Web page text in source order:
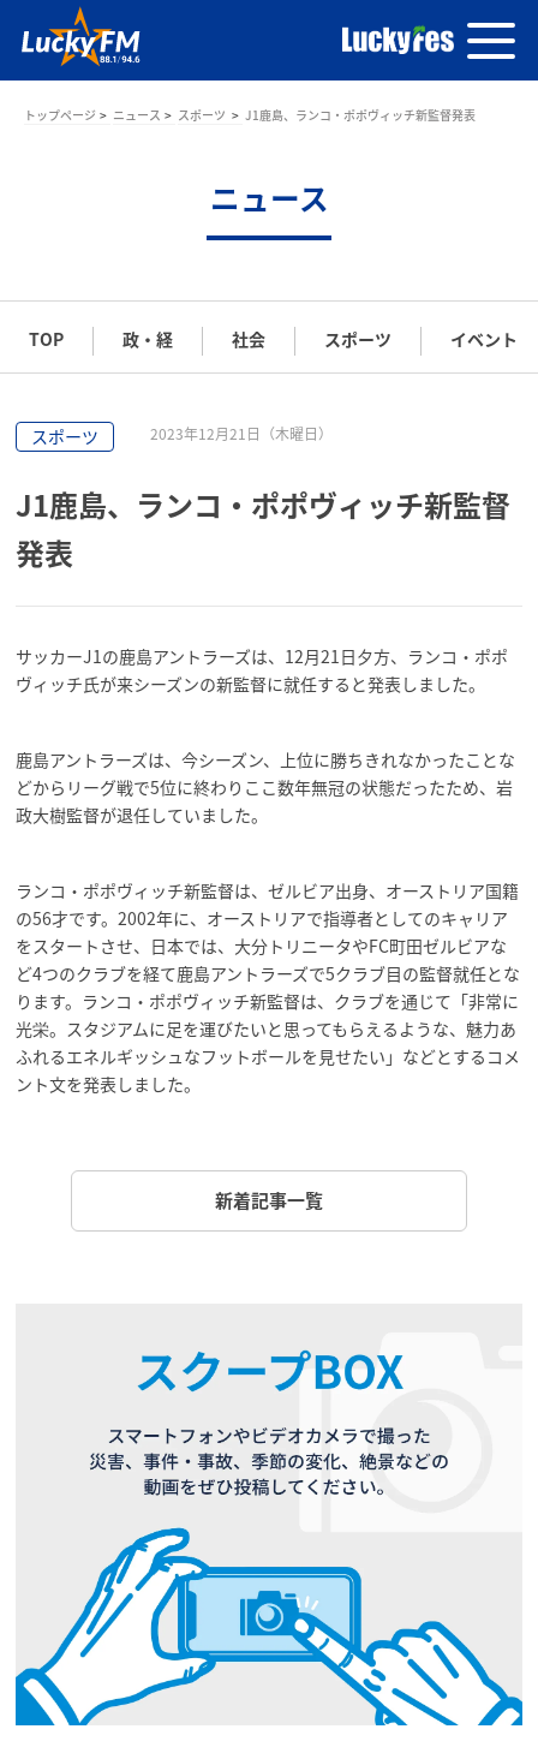
トップページ ニュース スポーツ J1鹿島、ランコ・ポポヴィッチ新監督発表
ニュース
TOP 政・経 社会 スポーツ イベント
スポーツ 2023年12月21日（木曜日）
J1鹿島、ランコ・ポポヴィッチ新監督
発表
サッカーJ1の鹿島アントラーズは、12月21日夕方、ランコ・ポポ
ヴィッチ氏が来シーズンの新監督に就任すると発表しました。
鹿島アントラーズは、今シーズン、上位に勝ちきれなかったことな
どからリーグ戦で5位に終わりここ数年無冠の状態だったため、岩
政大樹監督が退任していました。
ランコ・ポポヴィッチ新監督は、ゼルビア出身、オーストリア国籍
の56才です。2002年に、オーストリアで指導者としてのキャリア
をスタートさせ、日本では、大分トリニータやFC町田ゼルビアな
ど4つのクラブを経て鹿島アントラーズで5クラブ目の監督就任とな
ります。ランコ・ポポヴィッチ新監督は、クラブを通じて「非常に
光栄。スタジアムに足を運びたいと思ってもらえるような、魅力あ
ふれるエネルギッシュなフットボールを見せたい」などとするコメ
ント文を発表しました。
新着記事一覧